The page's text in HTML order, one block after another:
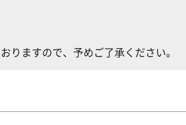
ますので、予めご了承ください。